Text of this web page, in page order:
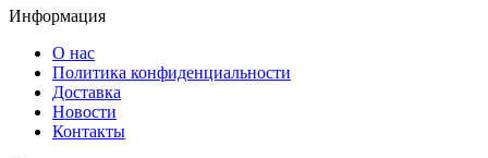
Информация
О нас
Политика конфиденциальности
Доставка
Новости
Контакты